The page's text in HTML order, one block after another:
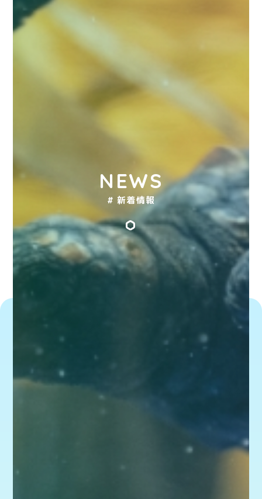
NEWS
# 新着情報